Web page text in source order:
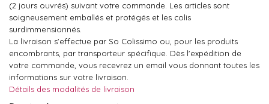
(2 jours ouvrés) suivant votre commande. Les articles sont
soigneusement emballés et protégés et les colis
surdimmensionnés.
La livraison s'effectue par So Colissimo ou, pour les produits
encombrants, par transporteur spécifique. Dès l'expédition de
votre commande, vous recevrez un email vous donnant toutes les
informations sur votre livraison.
Détails des modalités de livraison